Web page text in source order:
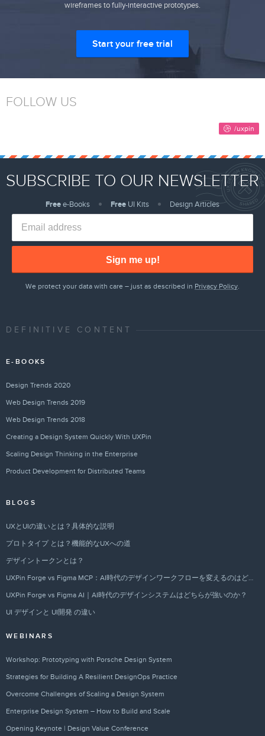
wireframes to fully-interactive prototypes.
Start your free trial
FOLLOW US
SUBSCRIBE TO OUR NEWSLETTER
Freee-Books Free UI Kits Design Articles
Sign me up!
We protect your data with care – just as described in Privacy Policy.
DEFINITIVE CONTENT
E-BOOKS
Design Trends 2020
Web Design Trends 2019
Web Design Trends 2018
Creating a Design System Quickly With UXPin
Scaling Design Thinking in the Enterprise
Product Development for Distributed Teams
BLOGS
UXとUIの違いとは？具体的な説明
プロトタイプ とは？機能的なUXへの道
デザイントークンとは？
UXPin Forge vs Figma MCP：AI時代のデザインワークフローを変えるのはどちらか？
UXPin Forge vs Figma AI｜AI時代のデザインシステムはどちらが強いのか？
UI デザインと UI開発 の違い
WEBINARS
Workshop: Prototyping with Porsche Design System
Strategies for Building A Resilient DesignOps Practice
Overcome Challenges of Scaling a Design System
Enterprise Design System – How to Build and Scale
Opening Keynote | Design Value Conference